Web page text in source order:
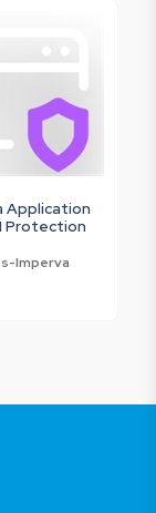
Application
Protection
Imperva